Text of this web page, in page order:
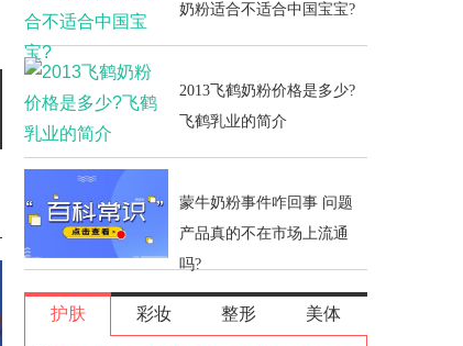
奶粉适合不适合中国宝宝?
2013飞鹤奶粉价格是多少?
飞鹤乳业的简介
蒙牛奶粉事件咋回事 问题
产品真的不在市场上流通
吗?
护肤 彩妆 整形 美体